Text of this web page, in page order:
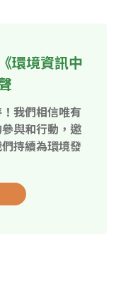
環境資訊中
我們相信唯有
與和行動，邀
持續為環境發